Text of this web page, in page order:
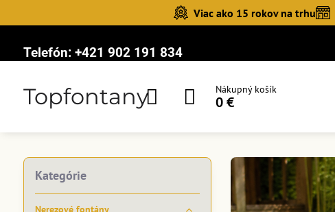
Viac ako 15 rokov na trhu
Telefón: +421 902 191 834
Topfontany Nákupný košík
0 €
Kategórie
Nerezové fontány